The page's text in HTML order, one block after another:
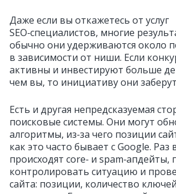
Даже если вы откажетесь от услуг
SEO‑специалистов, многие
обычно они удерживаются около
в зависимости от ниши. Если
активны и инвестируют больше
чем вы, то инициативу они
Есть и другая непредсказуемая
поисковые системы. Они могут
алгоритмы, из‑за чего позиции
как это часто бывает с Google. Раз
происходят core‑ и
контролировать ситуацию и
сайта: позиции, количество